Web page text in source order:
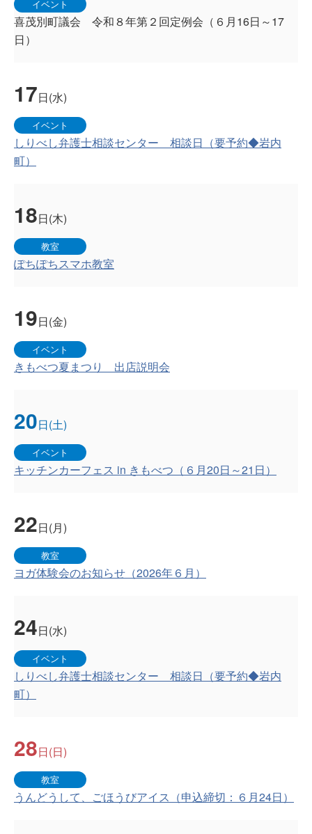
イベント
喜茂別町議会 令和８年第２回定例会（６月16日～17
日）
17日(水)
イベント
しりべし弁護士相談センター 相談日（要予約◆岩内
町）
18日(木)
教室
ぽちぽちスマホ教室
19日(金)
イベント
きもべつ夏まつり 出店説明会
20日(土)
イベント
キッチンカーフェス in きもべつ（６月20日～21日）
22日(月)
教室
ヨガ体験会のお知らせ（2026年６月）
24日(水)
イベント
しりべし弁護士相談センター 相談日（要予約◆岩内
町）
28日(日)
教室
うんどうして、ごほうびアイス（申込締切：６月24日）